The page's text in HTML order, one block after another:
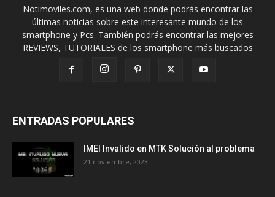
Notimoviles.com, es una web donde podrás encontrar las
últimas noticias sobre este interesante mundo de los
smartphone y Pcs. También podrás encontrar las mejores
REVIEWS, TUTORIALES de los smartphone más buscados
ENTRADAS POPULARES
IMEI Invalido en MTK Solución al problema
21 noviembre, 2023